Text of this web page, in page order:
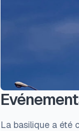
La basilique a été